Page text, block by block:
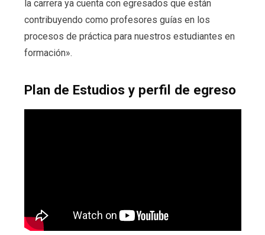
la carrera ya cuenta con egresados que están
contribuyendo como profesores guías en los
procesos de práctica para nuestros estudiantes en
formación».
Plan de Estudios y perfil de egreso